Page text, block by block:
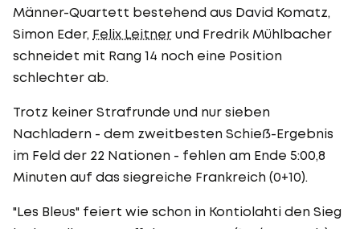
Männer-Quartett bestehend aus David Komatz,
Simon Eder, Felix Leitner und Fredrik Mühlbacher
schneidet mit Rang 14 noch eine Position
schlechter ab.
Trotz keiner Strafrunde und nur sieben
Nachladern - dem zweitbesten Schieß-Ergebnis
im Feld der 22 Nationen - fehlen am Ende 5:00,8
Minuten auf das siegreiche Frankreich (0+10).
"Les Bleus" feiert wie schon in Kontiolahti den Sieg